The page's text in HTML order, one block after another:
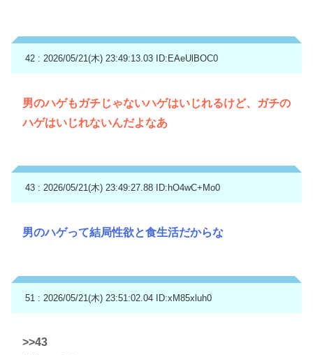
42 : 2026/05/21(木) 23:49:13.03 ID:EAeUlBOC0
男のハゲもガチじゃないハゲはいじれるけど、ガチの
ハゲはいじれないんだよなあ
43 : 2026/05/21(木) 23:49:27.88 ID:hO4wC+Mo0
男のハゲって結局性欲と食生活だからな
51 : 2026/05/21(木) 23:51:02.04 ID:xM85xluh0
>>43